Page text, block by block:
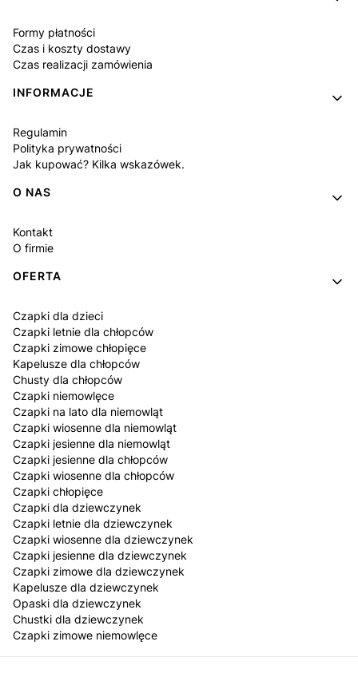
Formy płatności
Czas i koszty dostawy
Czas realizacji zamówienia
INFORMACJE
Regulamin
Polityka prywatności
Jak kupować? Kilka wskazówek.
O NAS
Kontakt
O firmie
OFERTA
Czapki dla dzieci
Czapki letnie dla chłopców
Czapki zimowe chłopięce
Kapelusze dla chłopców
Chusty dla chłopców
Czapki niemowlęce
Czapki na lato dla niemowląt
Czapki wiosenne dla niemowląt
Czapki jesienne dla niemowląt
Czapki jesienne dla chłopców
Czapki wiosenne dla chłopców
Czapki chłopięce
Czapki dla dziewczynek
Czapki letnie dla dziewczynek
Czapki wiosenne dla dziewczynek
Czapki jesienne dla dziewczynek
Czapki zimowe dla dziewczynek
Kapelusze dla dziewczynek
Opaski dla dziewczynek
Chustki dla dziewczynek
Czapki zimowe niemowlęce